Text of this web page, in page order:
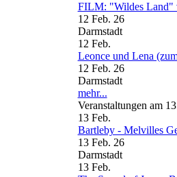
FILM: "Wildes Land"
12 Feb. 26
Darmstadt
12 Feb.
Leonce und Lena
12 Feb. 26
Darmstadt
mehr...
Veranstaltungen am
13 Feb.
Bartleby - Melvilles
13 Feb. 26
Darmstadt
13 Feb.